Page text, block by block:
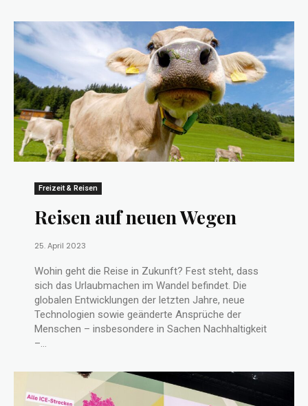
Freizeit & Reisen
Reisen auf neuen Wegen
25. April 2023
Wohin geht die Reise in Zukunft? Fest steht, dass
sich das Urlaubmachen im Wandel befindet. Die
globalen Entwicklungen der letzten Jahre, neue
Technologien sowie geänderte Ansprüche der
Menschen – insbesondere in Sachen Nachhaltigkeit
–...